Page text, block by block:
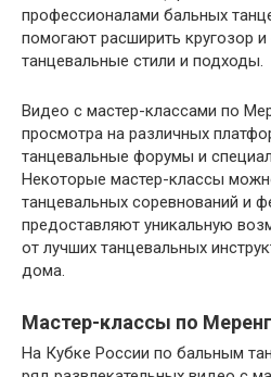
профессионалами бальных
помогают расширить кругозор
танцевальные стили и подходы.
Видео с мастер-классами по
просмотра на различных
танцевальные форумы и
Некоторые мастер-классы
танцевальных соревнований и
предоставляют уникальную
от лучших танцевальных
дома.
Мастер-классы по
На Кубке России по бальным